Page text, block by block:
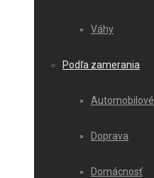
Váhy
Podľa zamerania
Automobilové
Doprava
Domácnosť